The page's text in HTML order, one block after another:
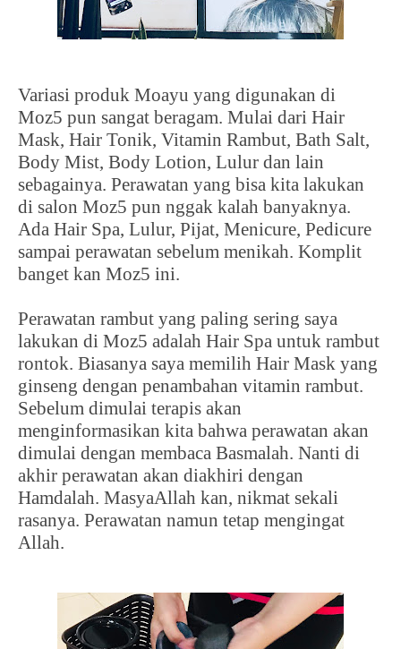
Variasi produk Moayu yang digunakan di
Moz5 pun sangat beragam. Mulai dari Hair
Mask, Hair Tonik, Vitamin Rambut, Bath Salt,
Body Mist, Body Lotion, Lulur dan lain
sebagainya. Perawatan yang bisa kita lakukan
di salon Moz5 pun nggak kalah banyaknya.
Ada Hair Spa, Lulur, Pijat, Menicure, Pedicure
sampai perawatan sebelum menikah. Komplit
banget kan Moz5 ini.
Perawatan rambut yang paling sering saya
lakukan di Moz5 adalah Hair Spa untuk rambut
rontok. Biasanya saya memilih Hair Mask yang
ginseng dengan penambahan vitamin rambut.
Sebelum dimulai terapis akan
menginformasikan kita bahwa perawatan akan
dimulai dengan membaca Basmalah. Nanti di
akhir perawatan akan diakhiri dengan
Hamdalah. MasyaAllah kan, nikmat sekali
rasanya. Perawatan namun tetap mengingat
Allah.